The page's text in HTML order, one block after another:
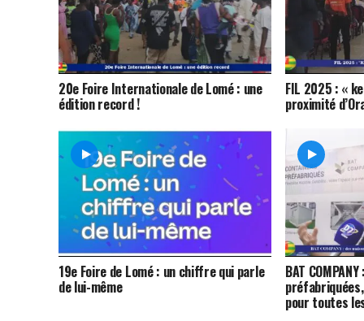
20e Foire Internationale de Lomé : une
édition record !
FIL 2025 : «
proximité
19e Foire de Lomé : un chiffre qui parle
de lui-même
BAT
pour toutes